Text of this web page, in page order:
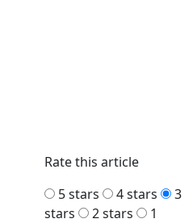
Rate this article
5 stars
4 stars
3
stars
2 stars
1